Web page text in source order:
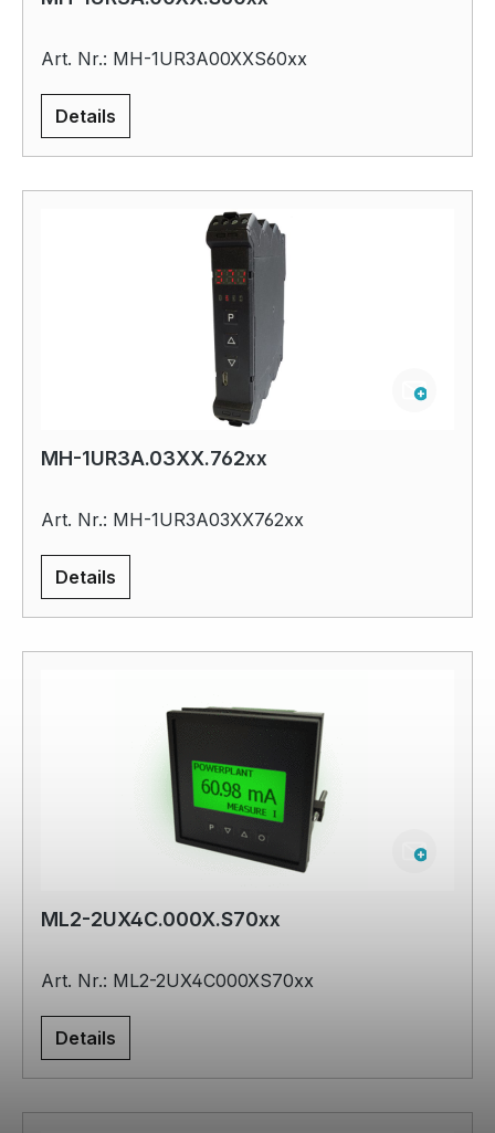
Art. Nr.: MH-1UR3A00XXS60xx
Details
MH-1UR3A.03XX.762xx
Art. Nr.: MH-1UR3A03XX762xx
Details
ML2-2UX4C.000X.S70xx
Art. Nr.: ML2-2UX4C000XS70xx
Details